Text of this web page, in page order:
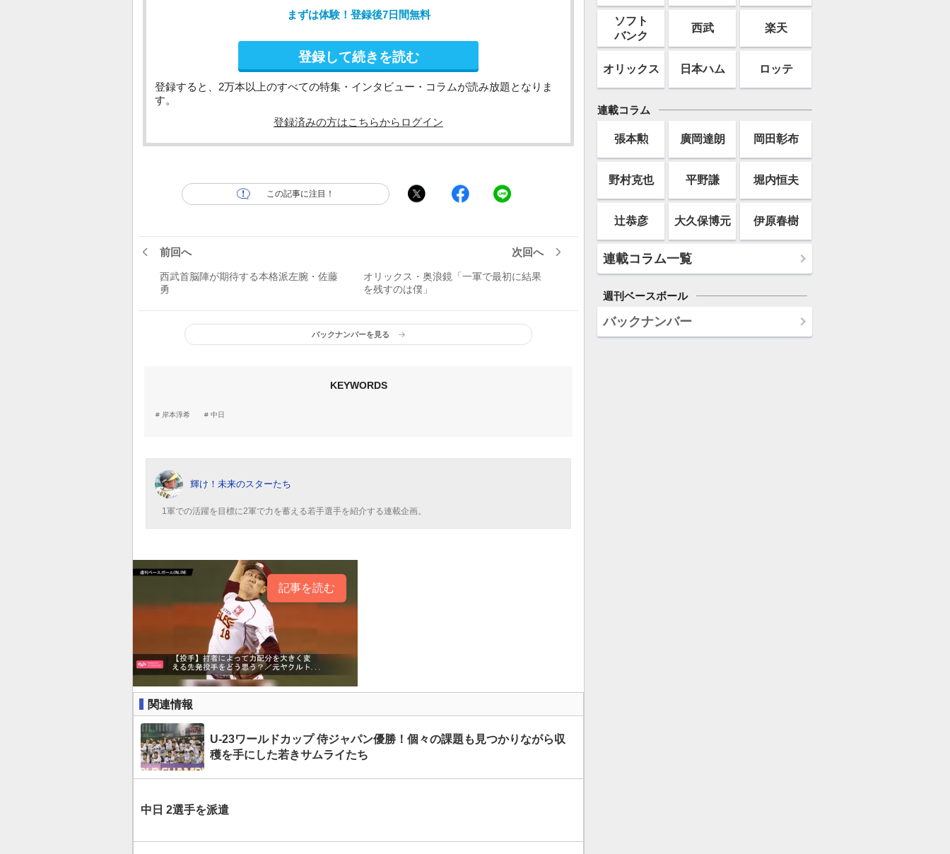
まずは体験！登録後7日間無料
登録して続きを読む
登録すると、2万本以上のすべての特集・インタビュー・コラムが読み放題となりま
す。
登録済みの方はこちらからログイン
この記事に注目！
前回へ
西武首脳陣が期待する本格派左腕・佐藤
勇
次回へ
オリックス・奥浪鏡「一軍で最初に結果
を残すのは僕」
バックナンバーを見る
KEYWORDS
岸本淳希 中日
輝け！未来のスターたち
1軍での活躍を目標に2軍で力を蓄える若手選手を紹介する連載企画。
記事を読む
関連情報
U-23ワールドカップ 侍ジャパン優勝！個々の課題も見つかりながら収
穫を手にした若きサムライたち
中日 2選手を派遣
ソフト
バンク
西武 楽天
オリックス 日本ハム ロッテ
連載コラム
張本勲 廣岡達朗 岡田彰布
野村克也 平野謙 堀内恒夫
辻恭彦 大久保博元 伊原春樹
連載コラム一覧
週刊ベースボール
バックナンバー